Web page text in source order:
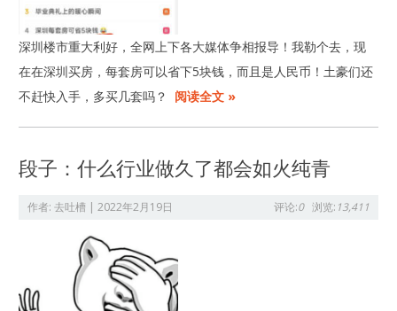
深圳楼市重大利好，全网上下各大媒体争相报导！我勒个去，现
在在深圳买房，每套房可以省下5块钱，而且是人民币！土豪们还
不赶快入手，多买几套吗？
阅读全文 »
段子：什么行业做久了都会如火纯青
作者:去吐槽 |2022年2月19日 评论:0 浏览: 13,411